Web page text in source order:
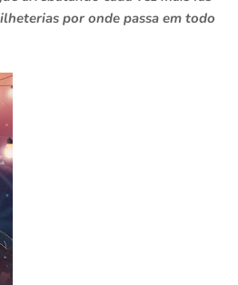
por onde passa em todo